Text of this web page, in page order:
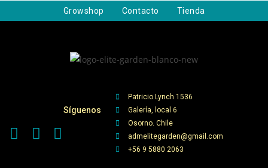
Growshop Contacto Tienda
Síguenos
Patricio Lynch 1536
Galería, local 6
Osorno. Chile
admelitegarden@gmail.com
+56 9 5880 2063